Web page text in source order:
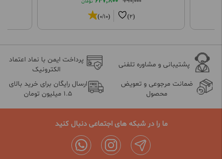
تومان
(2)
(0/10)
پشتیبانی و مشاوره تلفنی
پرداخت ایمن با نماد اعتماد
الکترونیک
ضمانت مرجوعی و تعویض
محصول
ارسال رایگان برای خرید بالای
1.5 میلیون تومان
ما را در شبکه های اجتماعی دنبال کنید